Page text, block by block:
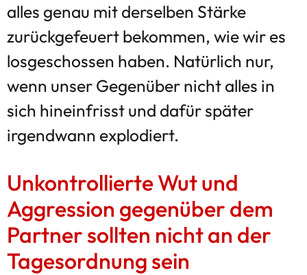
alles genau mit derselben Stärke
zurückgefeuert bekommen, wie wir es
losgeschossen haben. Natürlich nur,
wenn unser Gegenüber nicht alles in
sich hineinfrisst und dafür später
irgendwann explodiert.
Unkontrollierte Wut und
Aggression gegenüber dem
Partner sollten nicht an der
Tagesordnung sein